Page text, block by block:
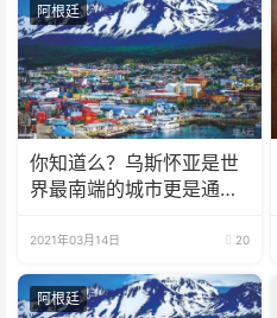
阿根廷
你知道么？乌斯怀亚是世
界最南端的城市更是通往
2021年03月14日 20
阿根廷